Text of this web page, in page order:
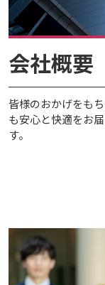
会社概要
皆様のおかげをも
も安心と快適をお
す。